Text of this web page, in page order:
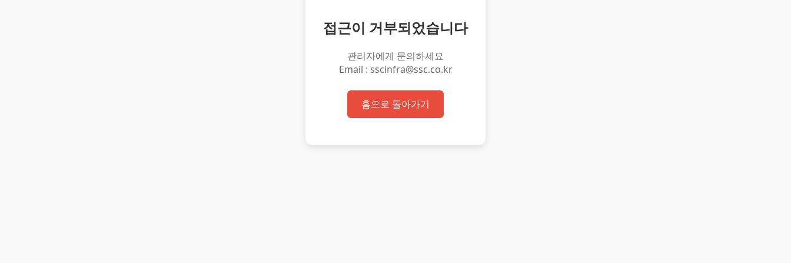
접근이 거부되었습니다
관리자에게 문의하세요
Email : sscinfra@ssc.co.kr
홈으로 돌아가기